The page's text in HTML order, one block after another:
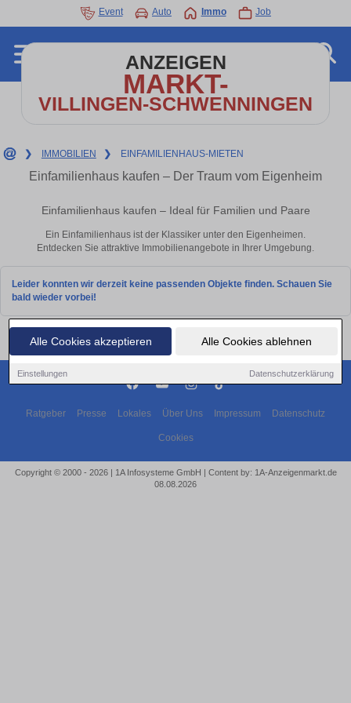
Alle Cookies akzeptieren Alle Cookies ablehnen
Einstellungen Datenschutzerklärung
Event Auto Immo Job
ANZEIGEN
MARKT-
VILLINGEN-SCHWENNINGEN
❯ IMMOBILIEN ❯ EINFAMILIENHAUS-MIETEN
Einfamilienhaus kaufen – Der Traum vom Eigenheim
Einfamilienhaus kaufen – Ideal für Familien und Paare
Ein Einfamilienhaus ist der Klassiker unter den Eigenheimen.
Entdecken Sie attraktive Immobilienangebote in Ihrer Umgebung.
Leider konnten wir derzeit keine passenden Objekte finden. Schauen Sie
bald wieder vorbei!
Ratgeber Presse Lokales Über Uns Impressum Datenschutz
Cookies
Copyright © 2000 - 2026 | 1A Infosysteme GmbH | Content by: 1A-Anzeigenmarkt.de
08.08.2026